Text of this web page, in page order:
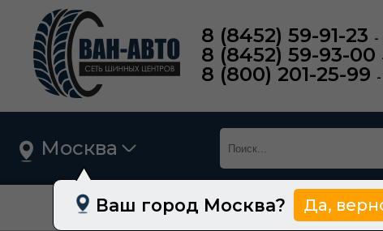
8 (8452) 59-91-23 -
8 (8452) 59-93-00
8 (800) 201-25-99
Москва
Ваш город Москва? Да,
О нас Шины